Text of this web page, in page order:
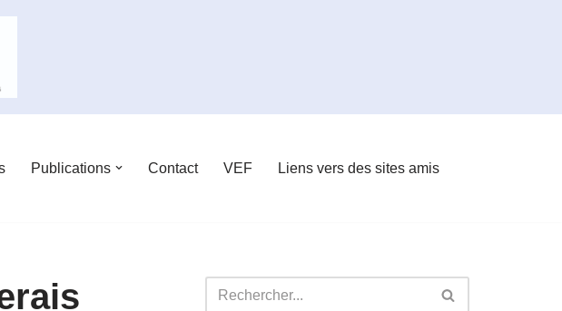
Publications Contact VEF Liens vers des sites amis